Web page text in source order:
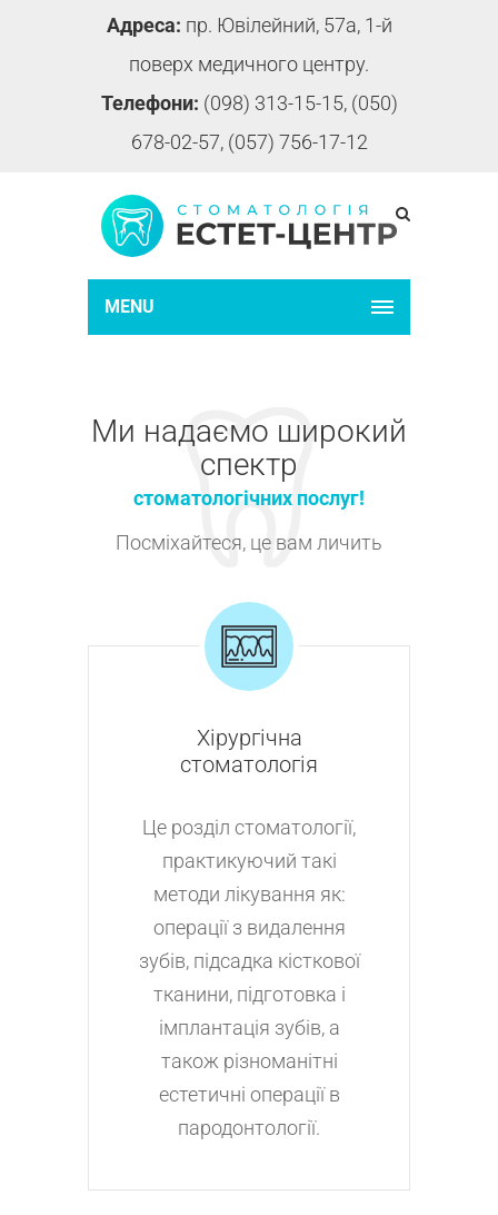
Адреса: пр. Ювілейний, 57а, 1-й
поверх медичного центру.
Телефони: (098) 313-15-15, (050)
678-02-57, (057) 756-17-12
MENU
Ми надаємо широкий
спектр
стоматологічних послуг!
Посміхайтеся, це вам личить
Хірургічна
стоматологія
Це розділ стоматології,
практикуючий такі
методи лікування як:
операції з видалення
зубів, підсадка кісткової
тканини, підготовка і
імплантація зубів, а
також різноманітні
естетичні операції в
пародонтології.